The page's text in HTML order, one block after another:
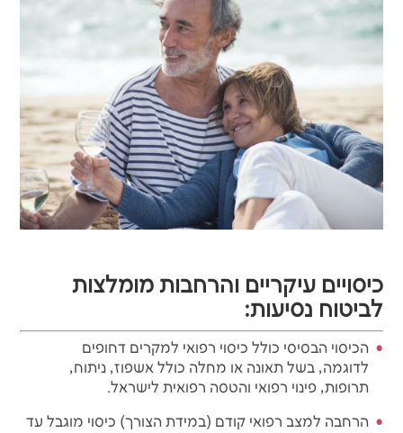
כיסויים עיקריים והרחבות מומלצות
לביטוח נסיעות:
הכיסוי הבסיסי כולל כיסוי רפואי למקרים דחופים
לדוגמה, בשל תאונה או מחלה כולל אשפוז, ניתוח,
תרופות, פינוי רפואי והטסה רפואית לישראל.
הרחבה למצב רפואי קודם (במידת הצורך) כיסוי מוגבל עד